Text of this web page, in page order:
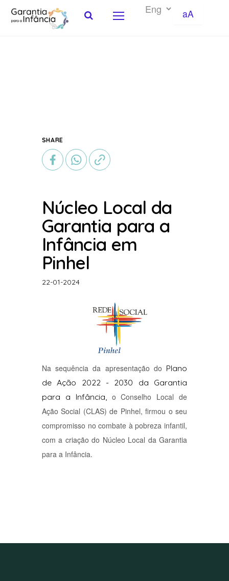
aA
SHARE
Núcleo Local da
Garantia para a
Infância em
Pinhel
22-01-2024
Na sequência da apresentação do Plano
de Ação 2022 - 2030 da Garantia
para a Infância,o Conselho Local de
Ação Social (CLAS) de Pinhel, firmou o seu
compromisso no combate à pobreza infantil,
com a criação do Núcleo Local da Garantia
para a Infância.